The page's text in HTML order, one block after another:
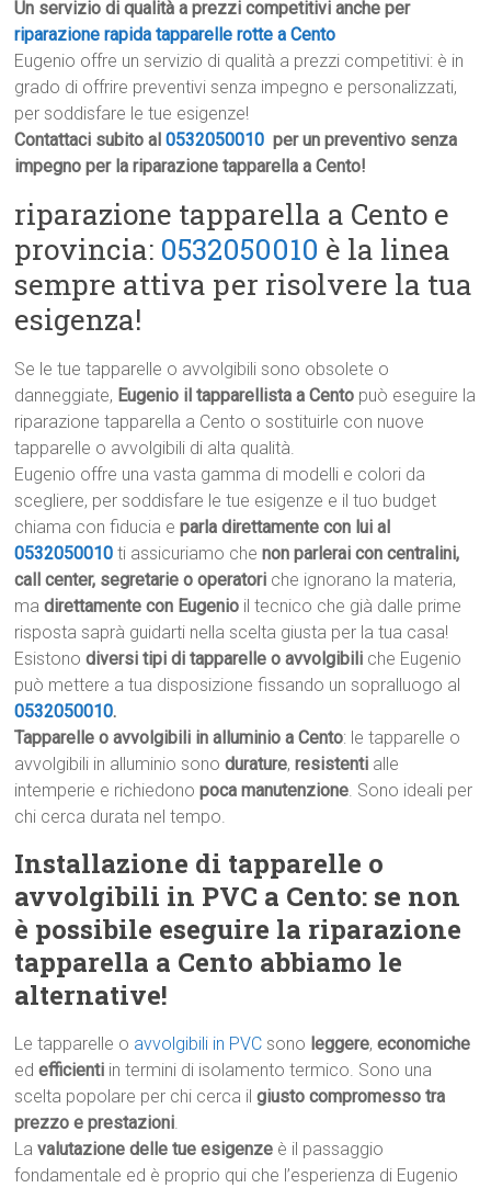
Un servizio di qualità a prezzi competitivi anche per
riparazione rapida tapparelle rotte a Cento
Eugenio offre un servizio di qualità a prezzi competitivi: è in
grado di offrire preventivi senza impegno e personalizzati,
per soddisfare le tue esigenze!
Contattaci subito al0532050010 per un preventivo senza
impegno per la riparazione tapparella a Cento!
riparazione tapparella a Cento e
provincia: 0532050010 è la linea
sempre attiva per risolvere la tua
esigenza!
Se le tue tapparelle o avvolgibili sono obsolete o
danneggiate, Eugenio il tapparellista a Cento può eseguire la
riparazione tapparella a Cento o sostituirle con nuove
tapparelle o avvolgibili di alta qualità.
Eugenio offre una vasta gamma di modelli e colori da
scegliere, per soddisfare le tue esigenze e il tuo budget
chiama con fiducia eparla direttamente con lui al
0532050010 ti assicuriamo chenon parlerai con centralini,
call center, segretarie o operatori che ignorano la materia,
madirettamente con Eugenio il tecnico che già dalle prime
risposta saprà guidarti nella scelta giusta per la tua casa!
Esistonodiversi tipi di tapparelle o avvolgibili che Eugenio
può mettere a tua disposizione fissando un sopralluogo al
0532050010.
Tapparelle o avvolgibili in alluminio a Cento: le tapparelle o
avvolgibili in alluminio sonodurature,resistenti alle
intemperie e richiedonopoca manutenzione. Sono ideali per
chi cerca durata nel tempo.
Installazione di tapparelle o
avvolgibili in PVC a Cento: se non
è possibile eseguire la riparazione
tapparella a Cento abbiamo le
alternative!
Le tapparelle o avvolgibili in PVC sono leggere,economiche
edefficienti in termini di isolamento termico. Sono una
scelta popolare per chi cerca ilgiusto compromesso tra
prezzo e prestazioni.
Lavalutazione delle tue esigenze è il passaggio
fondamentale ed è proprio qui che l’esperienza di Eugenio